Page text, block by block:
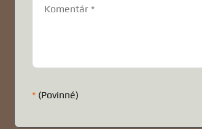
* (Povinné)